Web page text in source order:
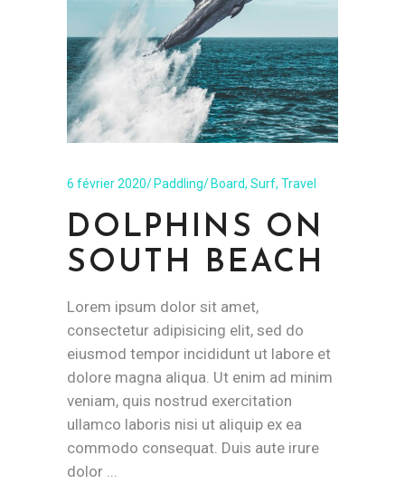
6 février 2020 Paddling Board, Surf, Travel
DOLPHINS ON
SOUTH BEACH
Lorem ipsum dolor sit amet,
consectetur adipisicing elit, sed do
eiusmod tempor incididunt ut labore et
dolore magna aliqua. Ut enim ad minim
veniam, quis nostrud exercitation
ullamco laboris nisi ut aliquip ex ea
commodo consequat. Duis aute irure
dolor